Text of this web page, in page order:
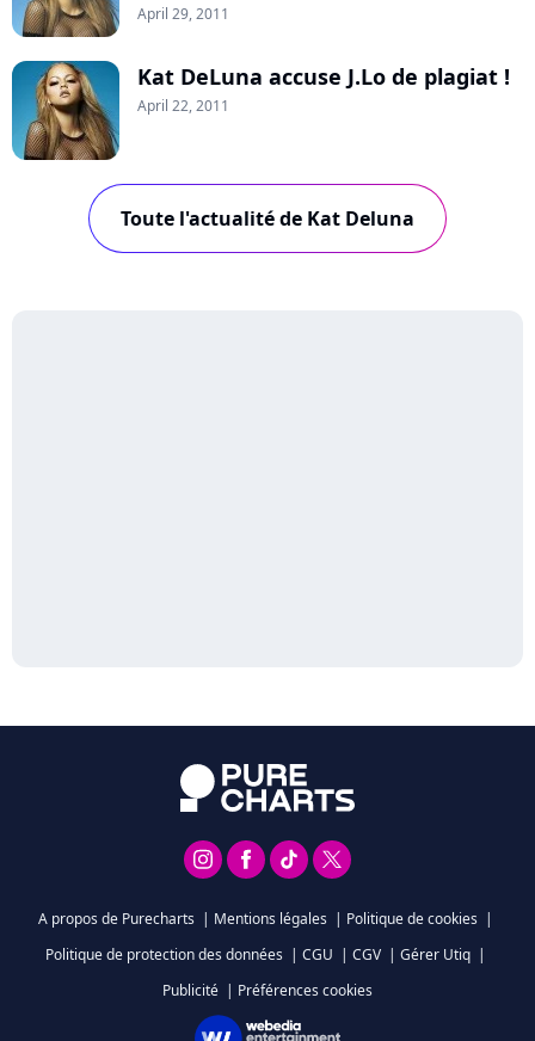
April 29, 2011
Kat DeLuna accuse J.Lo de plagiat !
April 22, 2011
Toute l'actualité de Kat Deluna
A propos de Purecharts | Mentions légales | Politique de cookies |
Politique de protection des données | CGU | CGV | Gérer Utiq |
Publicité | Préférences cookies